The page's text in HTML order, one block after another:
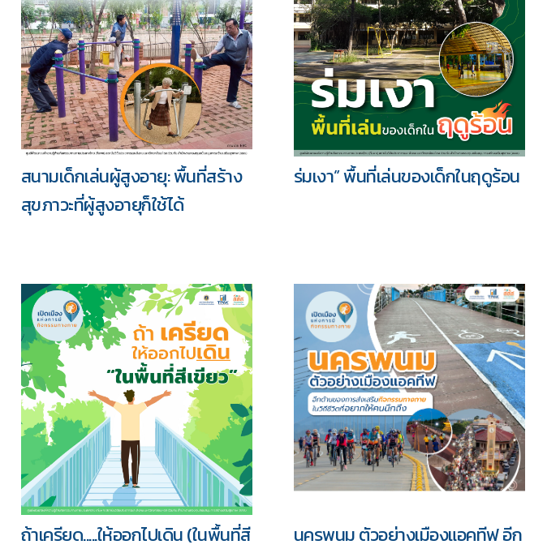
สนามเด็กเล่นผู้สูงอายุ: พื้นที่สร้าง
สุขภาวะที่ผู้สูงอายุก็ใช้ได้
ร่มเงา” พื้นที่เล่นของเด็กในฤดูร้อน
ถ้าเครียด.....ให้ออกไปเดิน (ในพื้นที่สี
นครพนม ตัวอย่างเมืองแอคทีฟ อีก